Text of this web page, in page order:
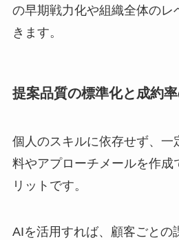
の早期戦力化や組織全体のレ
きます。
提案品質の標準化と成約
個人のスキルに依存せず、一
料やアプローチメールを作成
リットです。
AIを活用すれば、顧客ごとの